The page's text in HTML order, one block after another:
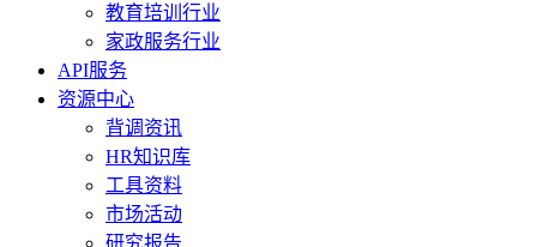
教育培训行业
家政服务行业
API服务
资源中心
背调资讯
HR知识库
工具资料
市场活动
研究报告